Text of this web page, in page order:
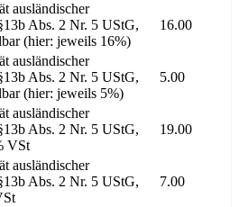
ausländischer
Abs. 2 Nr. 5 UStG,
(hier: jeweils 16%)
16.00
ausländischer
Abs. 2 Nr. 5 UStG,
(hier: jeweils 5%)
5.00
ausländischer
Abs. 2 Nr. 5 UStG,
VSt
19.00
ausländischer
Abs. 2 Nr. 5 UStG,
7.00